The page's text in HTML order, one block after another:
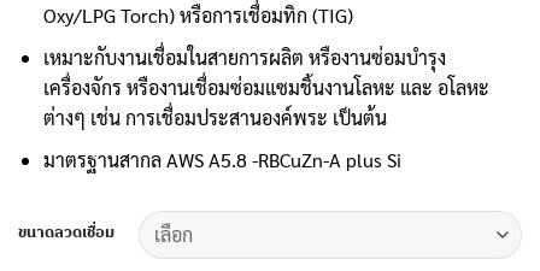
Oxy/LPG Torch) หรือการเชื่อมทิก (TIG)
เหมาะกับงานเชื่อมในสายการผลิต หรืองานซ่อมบำรุง
เครื่องจักร หรืองานเชื่อมซ่อมแซมชิ้นงานโลหะ และ อโลหะ
ต่างๆ เช่น การเชื่อมประสานองค์พระ เป็นต้น
มาตรฐานสากล AWS A5.8 -RBCuZn-A plus Si
ขนาดลวดเชื่อม